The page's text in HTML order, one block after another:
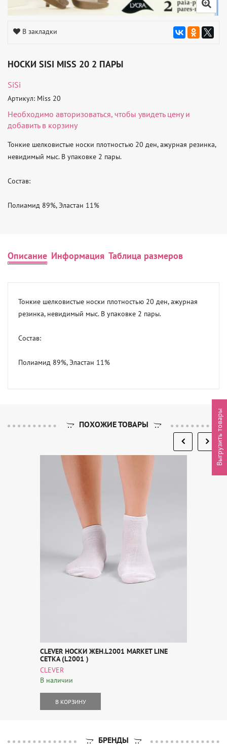
В закладки
НОСКИ SISI MISS 20 2 ПАРЫ
SiSi
Артикул: Miss 20
Необходимо авторизоваться, чтобы увидеть цену и
добавить в корзину
Тонкие шелковистые носки плотностью 20 ден, ажурная резинка,
невидимый мыс. В упаковке 2 пары.
Состав:
Полиамид 89%, Эластан 11%
Описание Информация Таблица размеров
Тонкие шелковистые носки плотностью 20 ден, ажурная
резинка, невидимый мыс. В упаковке 2 пары.
Состав:
Полиамид 89%, Эластан 11%
ПОХОЖИЕ ТОВАРЫ
CLEVER НОСКИ ЖЕН.L2001 MARKET LINE
СЕТКА (L2001 )
CLEVER
В наличии
В КОРЗИНУ
БРЕНДЫ
Выгрузить товары